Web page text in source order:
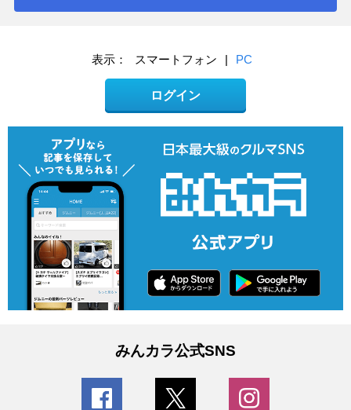
表示： スマートフォン | PC
ログイン
みんカラ公式SNS